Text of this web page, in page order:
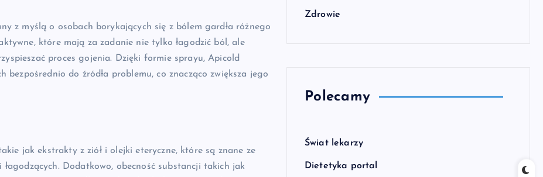
z myślą o osobach borykających się z bólem gardła różnego
które mają za zadanie nie tylko łagodzić ból, ale
proces gojenia. Dzięki formie sprayu, Apicold
bezpośrednio do źródła problemu, co znacząco zwiększa jego
jak ekstrakty z ziół i olejki eteryczne, które są znane ze
Dodatkowo, obecność substancji takich jak
Zdrowie
Polecamy
Świat lekarzy
Dietetyka portal